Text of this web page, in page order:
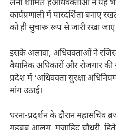
लेना शामिल हैअधिवक्ताओं ने यह भी
कार्यप्रणाली में पारदर्शिता बनाए
को ही सुचारू रूप से जारी रखा
इसके अलावा, अधिवक्ताओं ने
वैधानिक अधिकारों और रोजगार की
प्रदेश में ‘अधिवक्ता सुरक्षा
मांग उठाई।
धरना-प्रदर्शन के दौरान महासचिव